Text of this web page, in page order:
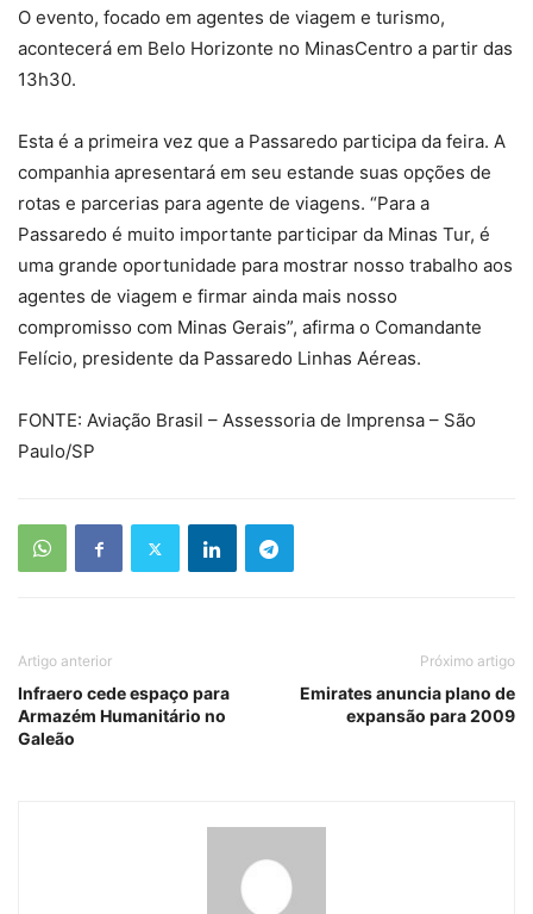
O evento, focado em agentes de viagem e turismo,
acontecerá em Belo Horizonte no MinasCentro a partir das
13h30.
Esta é a primeira vez que a Passaredo participa da feira. A
companhia apresentará em seu estande suas opções de
rotas e parcerias para agente de viagens. “Para a
Passaredo é muito importante participar da Minas Tur, é
uma grande oportunidade para mostrar nosso trabalho aos
agentes de viagem e firmar ainda mais nosso
compromisso com Minas Gerais”, afirma o Comandante
Felício, presidente da Passaredo Linhas Aéreas.
FONTE: Aviação Brasil – Assessoria de Imprensa – São
Paulo/SP
Artigo anterior
Infraero cede espaço para
Armazém Humanitário no
Galeão
Próximo artigo
Emirates anuncia plano de
expansão para 2009